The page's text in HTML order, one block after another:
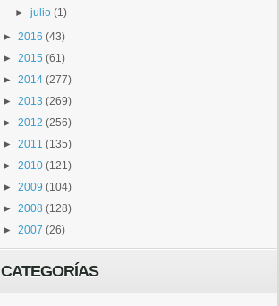
►julio (1)
► 2016 (43)
► 2015 (61)
► 2014 (277)
► 2013 (269)
► 2012 (256)
► 2011 (135)
► 2010 (121)
► 2009 (104)
► 2008 (128)
► 2007 (26)
CATEGORÍAS